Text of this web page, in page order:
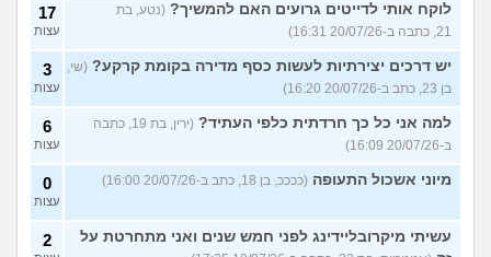
לוקח אותי לדייטים גרועים האם להמשיך? (נטע, בת
21, כתבה ב-20/07/26 16:31)
17
עצות
יש דרכים יצירתיות לעשות כסף מדירה בקומת קרקע? (שי,
בן 23, כתב ב-20/07/26 16:20)
3
עצות
למה אני כל כך חרדתית כלפי העתיד?
(ירין, בת 19, כתבה
ב-20/07/26 16:09)
6
עצות
מיוני אשכול התעופה (ככככ, בן 18, כתב ב-20/07/26 16:00) 0
עצות
עשיתי מיקרובליידינג לפני חמש שנים ואני מתחרטת על
2